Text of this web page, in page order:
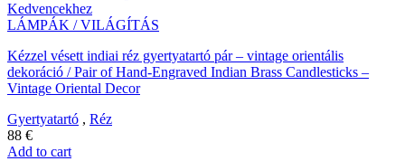
Kedvencekhez
LÁMPÁK / VILÁGÍTÁS
Kézzel vésett indiai réz gyertyatartó pár – vintage orientális
dekoráció / Pair of Hand-Engraved Indian Brass Candlesticks –
Vintage Oriental Decor
Gyertyatartó , Réz
88 €
Add to cart